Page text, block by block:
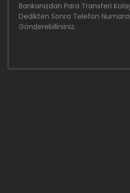
Bankanızdan Para Transferi
Dedikten Sonra Telefon
Gönderebilirsiniz.